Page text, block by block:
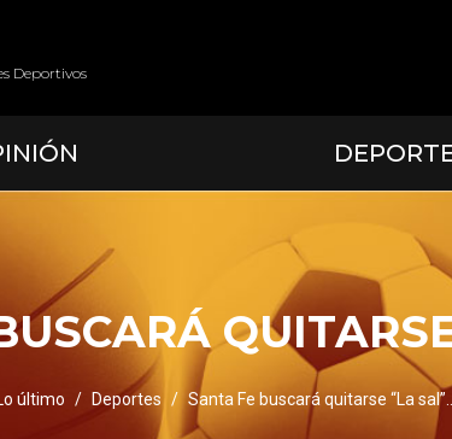
Deportivos
último Deportes Santa Fe buscará quitarse “La sal”…